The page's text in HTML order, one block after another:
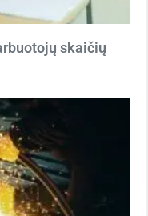
skaičių